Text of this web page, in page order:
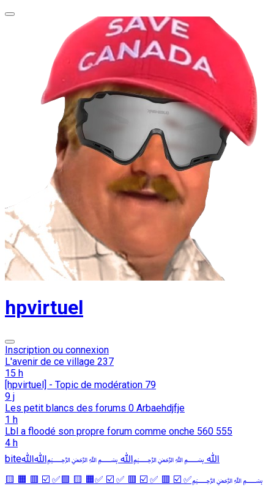
hpvirtuel
Inscription ou connexion
L'avenir de ce village 237
15 h
[hpvirtuel] - Topic de modération 79
9 j
Les petit blancs des forums 0 Arbaehdjfje
1 h
Lbl a floodé son propre forum comme onche 560 555
4 h
biteﷲ ﷽ﷲ ﷽ﷲﷲ
﷽✅ ☑️ 🟥 ✅ ☑️ 🟥 ✅ ☑️ ✅🟧 🟨 🟩✅ ☑️ 🟥 🟧 🟨